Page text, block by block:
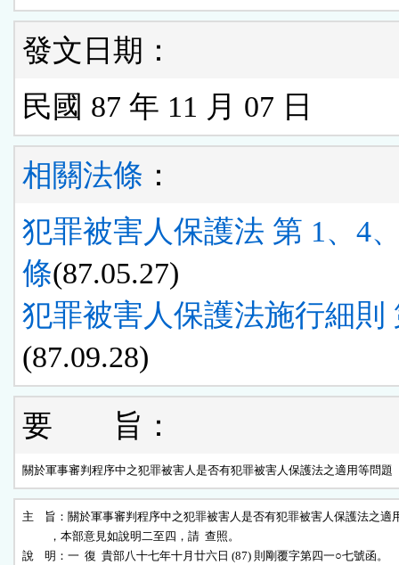
發文日期：
民國 87 年 11 月 07 日
相關法條 ：
犯罪被害人保護法 第 1、4
條(87.05.27)
犯罪被害人保護法施行細則
(87.09.28)
要 旨：
關於軍事審判程序中之犯罪被害人是否有犯罪被害人保護法之適用等問題
主    旨：關於軍事審判程序中之犯罪被害人是否有犯罪被害人保護法之適
          ，本部意見如說明二至四，請  查照。
說    明：一  復  貴部八十七年十月廿六日 (87) 則剛覆字第四一○七號函。